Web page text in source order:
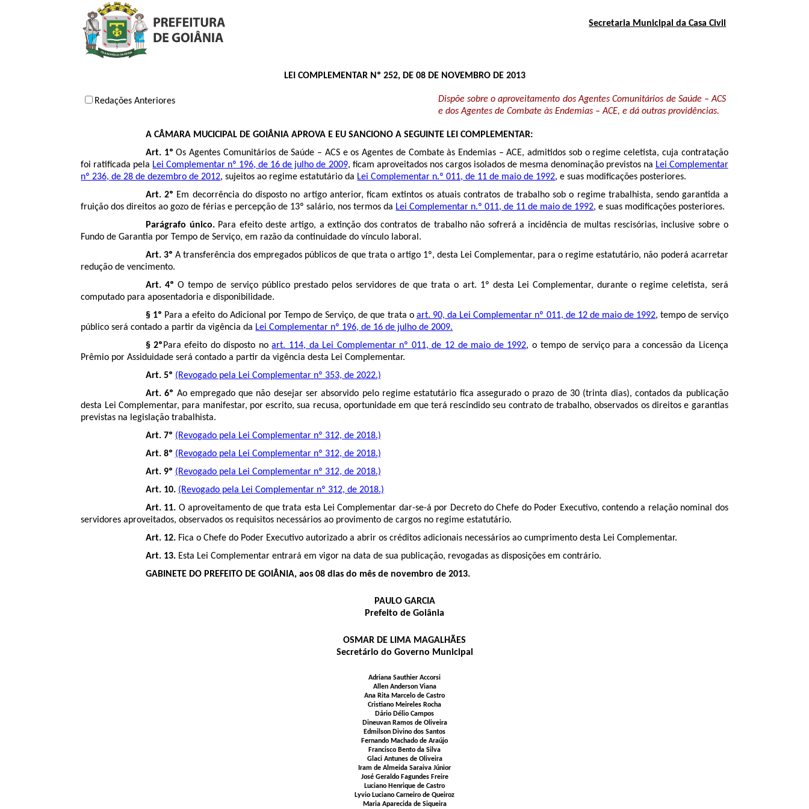
Secretaria Municipal da Casa Civil
LEI COMPLEMENTAR Nº 252, DE 08 DE NOVEMBRO DE 2013
Redações Anteriores
Dispõe sobre o aproveitamento dos Agentes Comunitários de Saúde – ACS
e dos Agentes de Combate às Endemias – ACE, e dá outras providências.
A CÂMARA MUCICIPAL DE GOIÂNIA APROVA E EU SANCIONO A SEGUINTE LEI COMPLEMENTAR:
Art. 1º Os Agentes Comunitários de Saúde – ACS e os Agentes de Combate às Endemias – ACE, admitidos sob o regime celetista, cuja contratação
foi ratificada pela Lei Complementar nº 196, de 16 de julho de 2009, ficam aproveitados nos cargos isolados de mesma denominação previstos na Lei Complementar
nº 236, de 28 de dezembro de 2012, sujeitos ao regime estatutário da Lei Complementar n.º 011, de 11 de maio de 1992, e suas modificações posteriores.
Art. 2º Em decorrência do disposto no artigo anterior, ficam extintos os atuais contratos de trabalho sob o regime trabalhista, sendo garantida a
fruição dos direitos ao gozo de férias e percepção de 13º salário, nos termos da Lei Complementar n.º 011, de 11 de maio de 1992, e suas modificações posteriores.
Parágrafo único.Para efeito deste artigo, a extinção dos contratos de trabalho não sofrerá a incidência de multas rescisórias, inclusive sobre o
Fundo de Garantia por Tempo de Serviço, em razão da continuidade do vínculo laboral.
Art. 3º A transferência dos empregados públicos de que trata o artigo 1º, desta Lei Complementar, para o regime estatutário, não poderá acarretar
redução de vencimento.
Art. 4º O tempo de serviço público prestado pelos servidores de que trata o art. 1º desta Lei Complementar, durante o regime celetista, será
computado para aposentadoria e disponibilidade.
§ 1º Para a efeito do Adicional por Tempo de Serviço, de que trata o art. 90, da Lei Complementar nº 011, de 12 de maio de 1992, tempo de serviço
público será contado a partir da vigência da Lei Complementar nº 196, de 16 de julho de 2009.
§ 2º Para efeito do disposto noart. 114, da Lei Complementar nº 011, de 12 de maio de 1992, o tempo de serviço para a concessão da Licença
Prêmio por Assiduidade será contado a partir da vigência desta Lei Complementar.
Art. 5º (Revogado pela Lei Complementar nº 353, de 2022.)
Art. 6º Ao empregado que não desejar ser absorvido pelo regime estatutário fica assegurado o prazo de 30 (trinta dias), contados da publicação
desta Lei Complementar, para manifestar, por escrito, sua recusa, oportunidade em que terá rescindido seu contrato de trabalho, observados os direitos e garantias
previstas na legislação trabalhista.
Art. 7º (Revogado pela Lei Complementar nº 312, de 2018.)
Art. 8º (Revogado pela Lei Complementar nº 312, de 2018.)
Art. 9º (Revogado pela Lei Complementar nº 312, de 2018.)
Art. 10. (Revogado pela Lei Complementar nº 312, de 2018.)
Art. 11. O aproveitamento de que trata esta Lei Complementar dar-se-á por Decreto do Chefe do Poder Executivo, contendo a relação nominal dos
servidores aproveitados, observados os requisitos necessários ao provimento de cargos no regime estatutário.
Art. 12.Fica o Chefe do Poder Executivo autorizado a abrir os créditos adicionais necessários ao cumprimento desta Lei Complementar.
Art. 13.Esta Lei Complementar entrará em vigor na data de sua publicação, revogadas as disposições em contrário.
GABINETE DO PREFEITO DE GOIÂNIA, aos 08 dias do mês de novembro de 2013.
PAULO GARCIA
Prefeito de Goiânia
OSMAR DE LIMA MAGALHÃES
Secretário do Governo Municipal
Adriana Sauthier Accorsi
Allen Anderson Viana
Ana Rita Marcelo de Castro
Cristiano Meireles Rocha
Dário Délio Campos
Dineuvan Ramos de Oliveira
Edmilson Divino dos Santos
Fernando Machado de Araújo
Francisco Bento da Silva
Glaci Antunes de Oliveira
Iram de Almeida Saraiva Júnior
José Geraldo Fagundes Freire
Luciano Henrique de Castro
Lyvio Luciano Carneiro de Queiroz
Maria Aparecida de Siqueira